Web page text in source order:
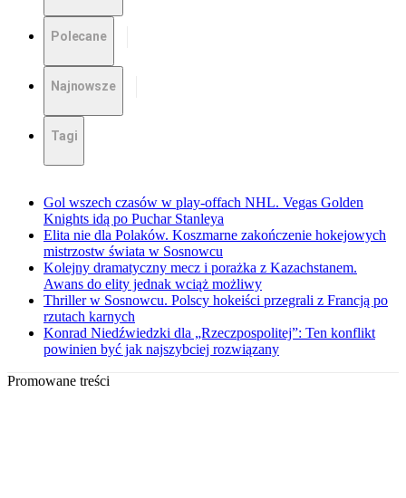
Polecane
Najnowsze
Tagi
Gol wszech czasów w play-offach NHL. Vegas Golden
Knights idą po Puchar Stanleya
Elita nie dla Polaków. Koszmarne zakończenie hokejowych
mistrzostw świata w Sosnowcu
Kolejny dramatyczny mecz i porażka z Kazachstanem.
Awans do elity jednak wciąż możliwy
Thriller w Sosnowcu. Polscy hokeiści przegrali z Francją po
rzutach karnych
Konrad Niedźwiedzki dla „Rzeczpospolitej”: Ten konflikt
powinien być jak najszybciej rozwiązany
Promowane treści